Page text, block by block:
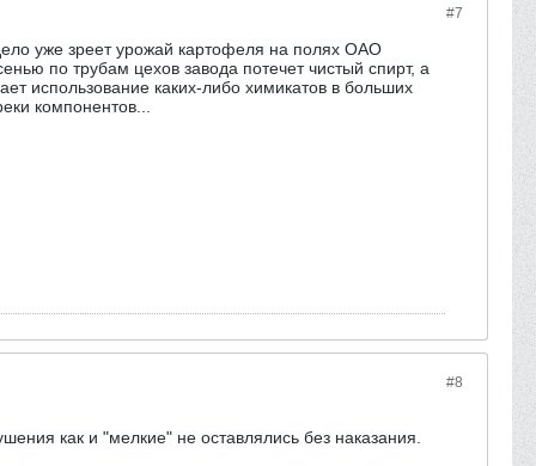
#7
уже зреет урожай картофеля на полях ОАО
по трубам цехов завода потечет чистый спирт, а
использование каких-либо химикатов в больших
компонентов...
#8
как и "мелкие" не оставлялись без наказания.